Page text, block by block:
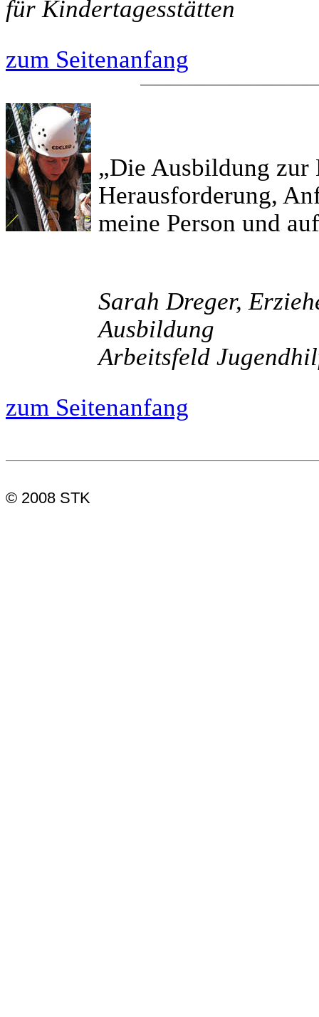
für Kindertagesstätten
zum Seitenanfang
„Die Ausbildung
Herausforderung,
meine Person und
Sarah Dreger,
Ausbildung
Arbeitsfeld
zum Seitenanfang
© 2008 STK